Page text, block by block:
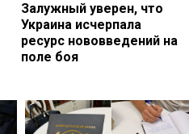
Залужный уверен, что
Украина исчерпала
ресурс нововведений на
поле боя